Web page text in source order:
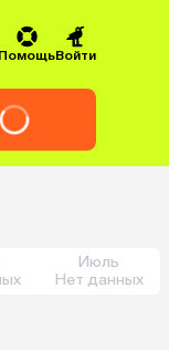
ПомощьВойти
Июль
Нет данных